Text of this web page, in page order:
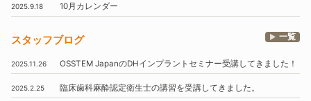
2025.9.18 10月 カレンダー
スタッフブログ 一覧
2025.11.26 OSSTEM JapanのDHインプラントセミナー受講してきました！
2025.2.25 臨床歯科麻酔認定衛生士の講習を受講してきました。